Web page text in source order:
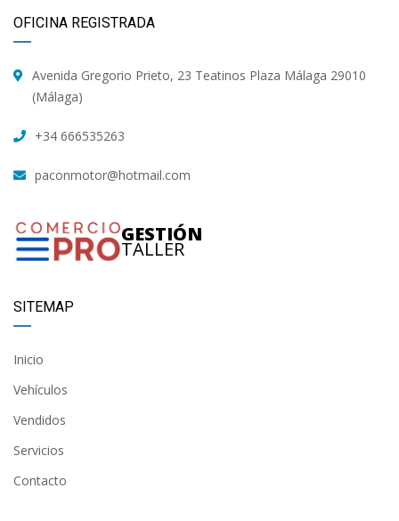
OFICINA REGISTRADA
Avenida Gregorio Prieto, 23 Teatinos Plaza Málaga 29010
(Málaga)
+34 666535263
paconmotor@hotmail.com
GESTIÓN
TALLER
SITEMAP
Inicio
Vehículos
Vendidos
Servicios
Contacto